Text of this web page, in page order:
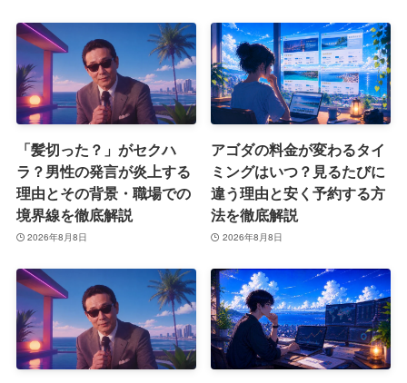
「髪切った？」がセクハ
ラ？男性の発言が炎上する
理由とその背景・職場での
境界線を徹底解説
2026年8月8日
アゴダの料金が変わるタイ
ミングはいつ？見るたびに
違う理由と安く予約する方
法を徹底解説
2026年8月8日